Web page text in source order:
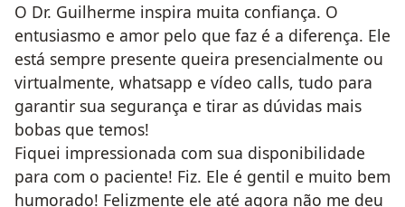
O Dr. Guilherme inspira muita confiança. O
entusiasmo e amor pelo que faz é a diferença. Ele
está sempre presente queira presencialmente ou
virtualmente, whatsapp e vídeo calls, tudo para
garantir sua segurança e tirar as dúvidas mais
bobas que temos!
Fiquei impressionada com sua disponibilidade
para com o paciente! Fiz. Ele é gentil e muito bem
humorado! Felizmente ele até agora não me deu